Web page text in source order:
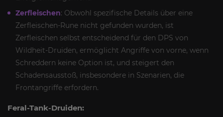
Zerfleischen: Obwohl spezifische Details über eine
Zerfleischen-Rune nicht gefunden wurden, ist
Zerfleischen selbst entscheidend für den DPS von
Wildheit-Druiden, ermöglicht Angriffe von vorne, wenn
Schreddern keine Option ist, und steigert den
Schadensausstoß, insbesondere in Szenarien, die
Frontangriffe erfordern.
Feral-Tank-Druiden: